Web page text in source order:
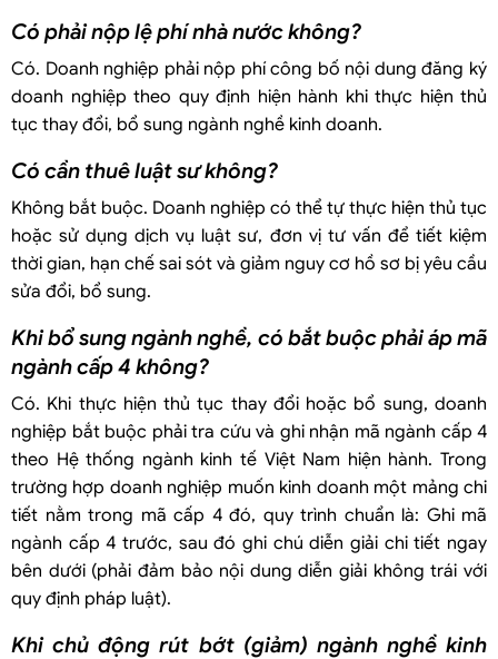
Có phải nộp lệ phí nhà nước không?
Có. Doanh nghiệp phải nộp phí công bố nội dung đăng ký
doanh nghiệp theo quy định hiện hành khi thực hiện thủ
tục thay đổi, bổ sung ngành nghề kinh doanh.
Có cần thuê luật sư không?
Không bắt buộc. Doanh nghiệp có thể tự thực hiện thủ tục
hoặc sử dụng dịch vụ luật sư, đơn vị tư vấn để tiết kiệm
thời gian, hạn chế sai sót và giảm nguy cơ hồ sơ bị yêu cầu
sửa đổi, bổ sung.
Khi bổ sung ngành nghề, có bắt buộc phải áp mã
ngành cấp 4 không?
Có. Khi thực hiện thủ tục thay đổi hoặc bổ sung, doanh
nghiệp bắt buộc phải tra cứu và ghi nhận mã ngành cấp 4
theo Hệ thống ngành kinh tế Việt Nam hiện hành. Trong
trường hợp doanh nghiệp muốn kinh doanh một mảng chi
tiết nằm trong mã cấp 4 đó, quy trình chuẩn là: Ghi mã
ngành cấp 4 trước, sau đó ghi chú diễn giải chi tiết ngay
bên dưới (phải đảm bảo nội dung diễn giải không trái với
quy định pháp luật).
Khi chủ động rút bớt (giảm) ngành nghề kinh